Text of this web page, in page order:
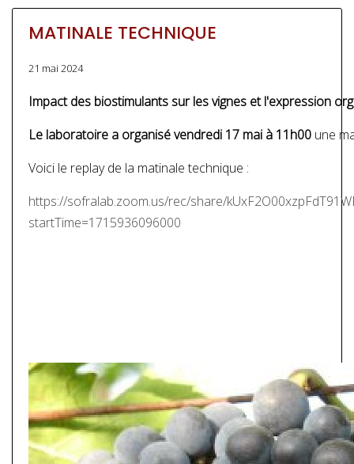
MATINALE TECHNIQUE
21 mai 2024
Impact des biostimulants sur les vignes et l'expression
Le laboratoire a organisé vendredi 17 mai à 11h00 une
Voici le replay de la matinale technique :
https://sofralab.zoom.us/rec/share/
startTime=1715936096000